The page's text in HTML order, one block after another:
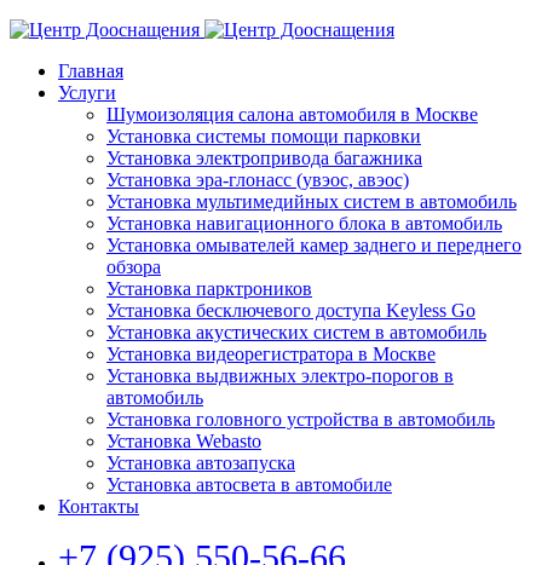
Главная
Услуги
Шумоизоляция салона автомобиля в Москве
Установка системы помощи парковки
Установка электропривода багажника
Установка эра-глонасс (увэос, авэос)
Установка мультимедийных систем в автомобиль
Установка навигационного блока в автомобиль
Установка омывателей камер заднего и переднего
обзора
Установка парктроников
Установка бесключевого доступа Keyless Go
Установка акустических систем в автомобиль
Установка видеорегистратора в Москве
Установка выдвижных электро-порогов в
автомобиль
Установка головного устройства в автомобиль
Установка Webasto
Установка автозапуска
Установка автосвета в автомобиле
Контакты